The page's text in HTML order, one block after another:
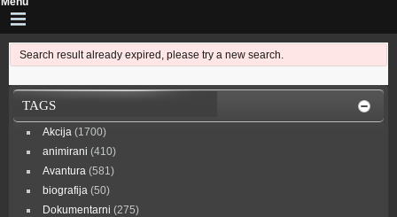
Search result already expired, please try a new search.
TAGS
Akcija (1700)
animirani (410)
Avantura (581)
biografija (50)
Dokumentarni (275)